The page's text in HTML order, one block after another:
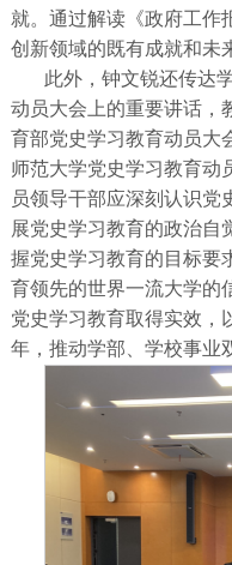
就。通过解读《政府工作
创新领域的既有成就和未
此外，钟文锐还传达
动员大会上的重要讲话，
育部党史学习教育动员大
师范大学党史学习教育动
员领导干部应深刻认识党
展党史学习教育的政治自
握党史学习教育的目标要
育领先的世界一流大学的
党史学习教育取得实效，
年，推动学部、学校事业